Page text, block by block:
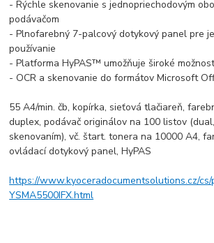
- Rýchle skenovanie s jednopriechodovým
podávačom
- Plnofarebný 7-palcový dotykový panel pre
používanie
- Platforma HyPAS™ umožňuje široké
- OCR a skenovanie do formátov Microsoft
55 A4/min. čb, kopírka, sieťová tlačiareň,
duplex, podávač originálov na 100 listov
skenovaním), vč. štart. tonera na 10000 A4,
ovládací dotykový panel, HyPAS
https://www.kyoceradocumentsolutions.cz/cs/
YSMA5500IFX.html